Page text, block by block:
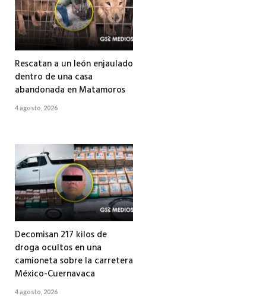
Rescatan a un león enjaulado
dentro de una casa
abandonada en Matamoros
4 agosto, 2026
Decomisan 217 kilos de
droga ocultos en una
camioneta sobre la carretera
México-Cuernavaca
4 agosto, 2026